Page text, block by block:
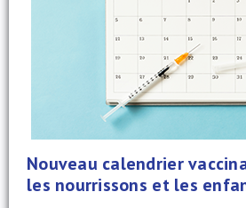
Nouveau calendrier
les nourrissons et les